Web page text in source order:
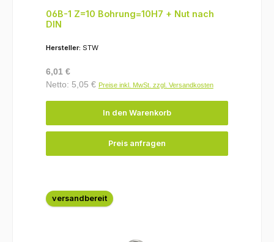
06B-1 Z=10 Bohrung=10H7 + Nut nach
DIN
Hersteller: STW
Regulärer Preis:
6,01 €
Netto: 5,05 € Preise inkl. MwSt. zzgl. Versandkosten
In den Warenkorb
Preis anfragen
versandbereit